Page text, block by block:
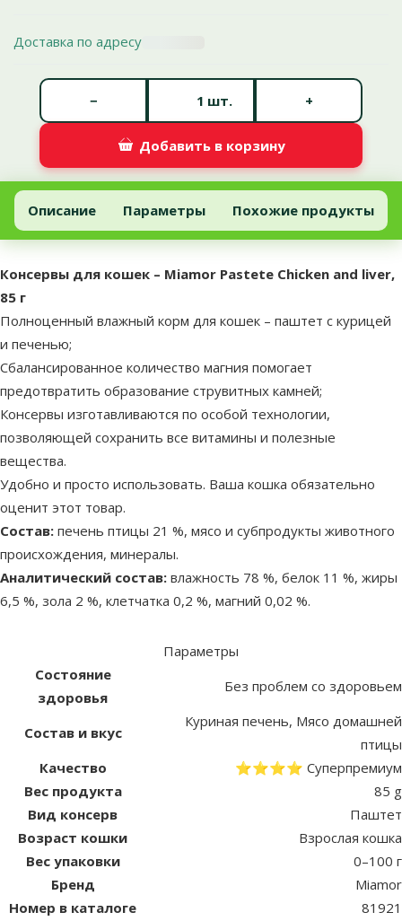
Доставка по адресу
шт.
− +
Добавить в корзину
Консервы для кошек – Miamor Pastete Chicken and liver, 85 г
Добавить в корзину
Описание Параметры Похожие продукты
В начало страницы
superzoo.product.detail.content
Консервы для кошек – Miamor Pastete Chicken and liver,
85 г
Полноценный влажный корм для кошек – паштет с курицей
и печенью;
Сбалансированное количество магния помогает
предотвратить образование струвитных камней;
Консервы изготавливаются по особой технологии,
позволяющей сохранить все витамины и полезные
вещества.
Удобно и просто использовать. Ваша кошка обязательно
оценит этот товар.
Состав: печень птицы 21 %, мясо и субпродукты животного
происхождения, минералы.
Аналитический состав: влажность 78 %, белок 11 %, жиры
6,5 %, зола 2 %, клетчатка 0,2 %, магний 0,02 %.
Параметры
Состояние
здоровья
Без проблем со здоровьем
Состав и вкус
Куриная печень, Мясо домашней
птицы
Качество
⭐⭐⭐⭐ Суперпремиум
Вес продукта
85 g
Вид консерв
Паштет
Возраст кошки
Взрослая кошка
Вес упаковки
0–100 г
Бренд
Miamor
Номер в каталоге
81921